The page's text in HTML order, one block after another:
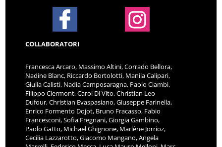
COLLABORATORI
Francesca Arcaro, Massimo Altini, Corrado Bellora,
Nadine Blanc, Riccardo Bortolotti, Manila Calipari,
Giulia Calisti, Nadia Camposaragna, Paolo Ciambi,
Filippo Clermont, Carol Di Vito, Christian Leo
Dufour, Christian Evaspasiano, Giuseppe Farinella,
Enrico Formento Dojot, Bruno Fracasso, Fabio
Francesconi, Sofia Fregnani, Giorgia Gambino,
Paolo Gatto, Michael Ghignone, Marlène Jorrioz,
Cecilia Lazzarotto, Giacomo Mangano, Angela